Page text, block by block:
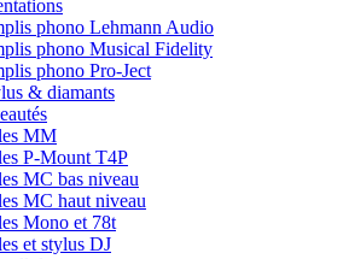
phono Lehmann Audio
phono Musical Fidelity
phono Pro-Ject
& diamants
MM
P-Mount T4P
MC bas niveau
MC haut niveau
Mono et 78t
et stylus DJ